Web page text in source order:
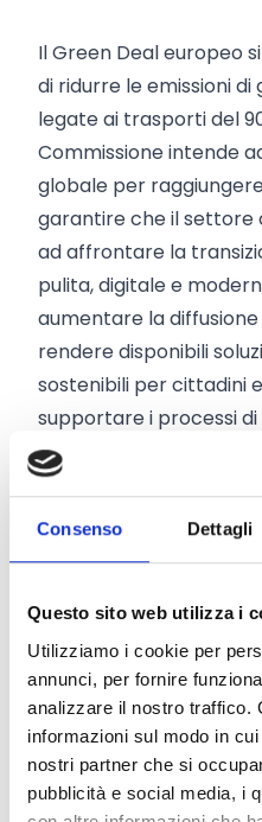
Consenso Dettagli
Questo sito web utilizza i
Utilizziamo i cookie per
annunci, per fornire
analizzare il nostro traffico.
informazioni sul modo in
nostri partner che si
pubblicità e social media, i
Il Green Deal europeo
di ridurre le emissioni
legate ai trasporti del
Commissione intende
globale per
garantire che il settore
ad affrontare la
pulita, digitale e
aumentare la
rendere disponibili
sostenibili per cittadini
supportare i processi di
automazione
migliorare la
Vuoi dare il tuo
Scopri di più sulla
partecipare alla
23 settembre 2020,
innovativo portale della
Have yor say(scoprilo
Conosci